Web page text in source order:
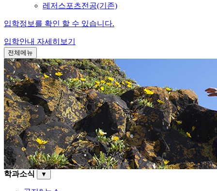
레저스포츠전공(기존)
입학정보를 확인 할 수 있습니다.
입학안내 자세히보기
전체메뉴
학과소식 ▼